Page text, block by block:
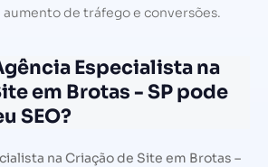
de tráfego e conversões.
Especialista na
em Brotas - SP pode
SEO?
na Criação de Site em Brotas –